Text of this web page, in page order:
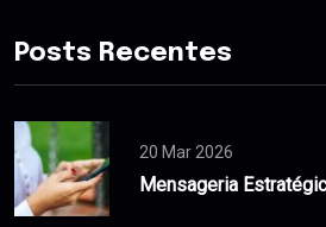
Posts Recentes
20 Mar 2026
Mensageria